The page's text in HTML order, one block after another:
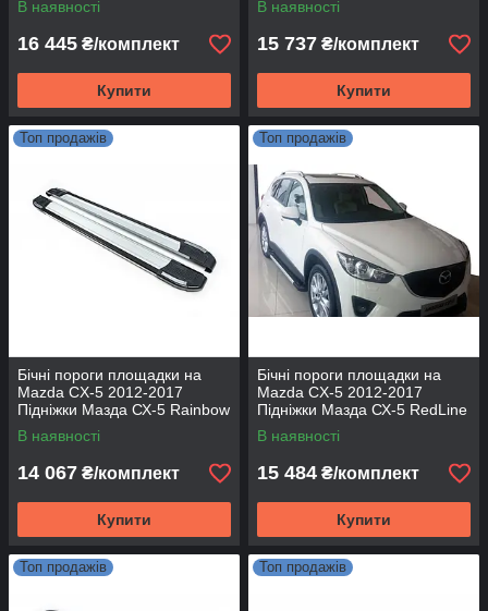
В наявності
16 445 ₴/комплект
Купити
В наявності
15 737 ₴/комплект
Купити
Топ продажів
Бічні пороги площадки на
Mazda CX-5 2012-2017
Підніжки Мазда СХ-5 Rainbow
В наявності
14 067 ₴/комплект
Купити
Топ продажів
Бічні пороги площадки на
Mazda CX-5 2012-2017
Підніжки Мазда СХ-5 RedLine
V1
В наявності
15 484 ₴/комплект
Купити
Топ продажів Топ продажів